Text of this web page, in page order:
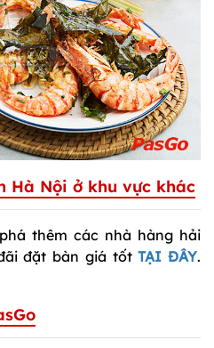
Hà Nội ở khu vực khác
thêm các nhà hàng hải
đặt bàn giá tốtTẠI ĐÂY.